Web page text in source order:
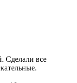
Сделали все